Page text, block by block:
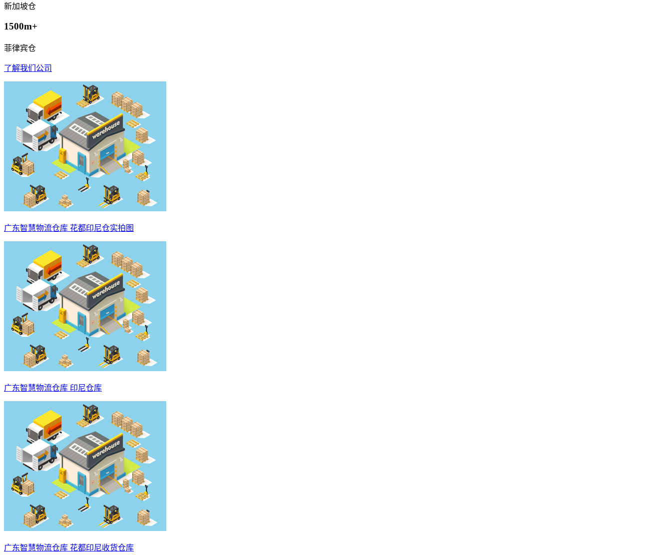
新加坡仓
1500m+
菲律宾仓
了解我们公司
广东智慧物流仓库 花都印尼仓实拍图
广东智慧物流仓库 印尼仓库
广东智慧物流仓库 花都印尼收货仓库